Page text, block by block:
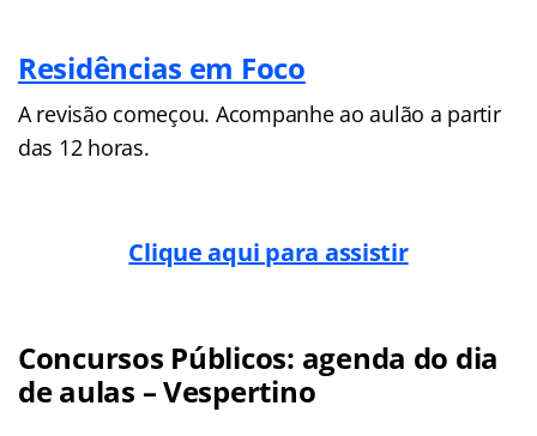
Residências em Foco
A revisão começou. Acompanhe ao aulão a partir
das 12 horas.
Clique aqui para assistir
Concursos Públicos: agenda do dia
de aulas – Vespertino